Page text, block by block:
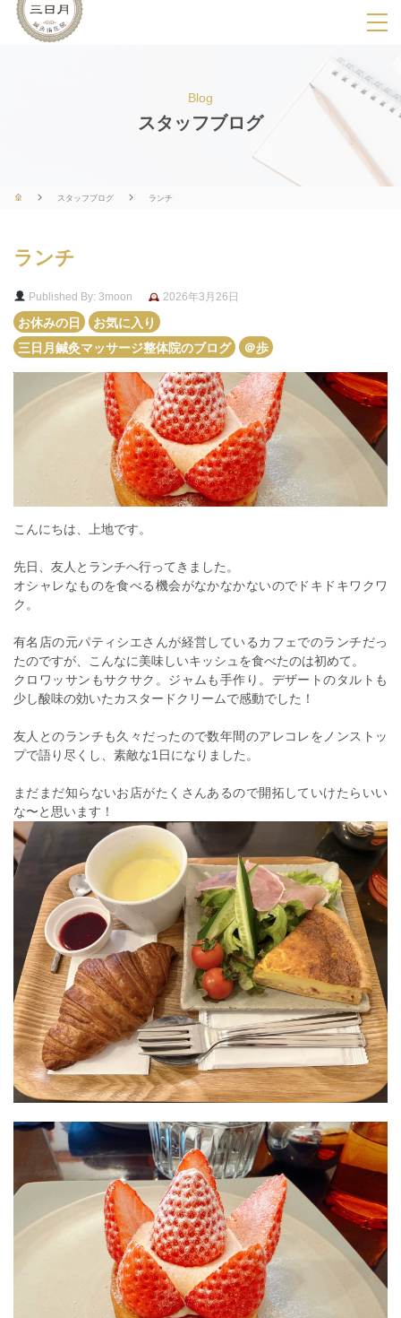
SPメニ
ー
展
用
ボ
Blog
スタッフブログ
スタッフブログ ランチ
ランチ
Published By: 3moon
2026年3月26日
お休みの日
お気に入り
三日月鍼灸マッサージ整体院のブログ
＠歩
こんにちは、上地です。
先日、友人とランチへ行ってきました。
オシャレなものを食べる機会がなかなかないのでドキドキワクワ
ク。
有名店の元パティシエさんが経営しているカフェでのランチだっ
たのですが、こんなに美味しいキッシュを食べたのは初めて。
クロワッサンもサクサク。ジャムも手作り。デザートのタルトも
少し酸味の効いたカスタードクリームで感動でした！
友人とのランチも久々だったので数年間のアレコレをノンストッ
プで語り尽くし、素敵な1日になりました。
まだまだ知らないお店がたくさんあるので開拓していけたらいい
な〜と思います！